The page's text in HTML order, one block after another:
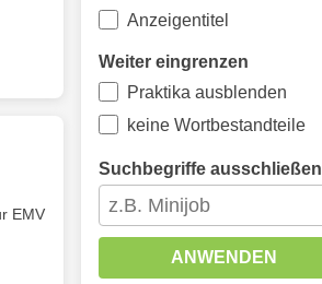
EMV
Anzeigentitel
Weiter eingrenzen
Praktika ausblenden
keine Wortbestandteile
Suchbegriffe ausschließen
ANWENDEN